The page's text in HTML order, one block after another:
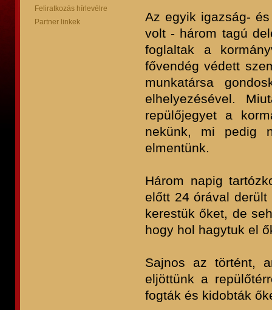
Feliratkozás hírlevélre
Partner linkek
Az egyik igazság-
volt - három tagú
foglaltak a
fővendég védett
munkatársa
elhelyezésével.
repülőjegyet a
nekünk, mi pedig
elmentünk.
Három napig
előtt 24 órával
kerestük őket, de
hogy hol hagytuk el
Sajnos az történt,
eljöttünk a
fogták és kidobták